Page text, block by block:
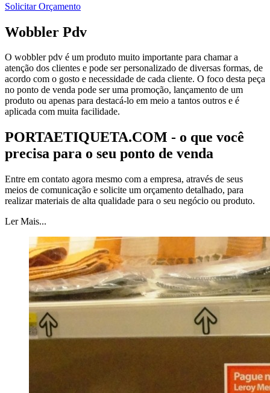
Solicitar Orçamento
Wobbler Pdv
O wobbler pdv é um produto muito importante para chamar a
atenção dos clientes e pode ser personalizado de diversas formas, de
acordo com o gosto e necessidade de cada cliente. O foco desta peça
no ponto de venda pode ser uma promoção, lançamento de um
produto ou apenas para destacá-lo em meio a tantos outros e é
aplicada com muita facilidade.
PORTAETIQUETA.COM - o que você
precisa para o seu ponto de venda
Entre em contato agora mesmo com a empresa, através de seus
meios de comunicação e solicite um orçamento detalhado, para
realizar materiais de alta qualidade para o seu negócio ou produto.
Ler Mais...